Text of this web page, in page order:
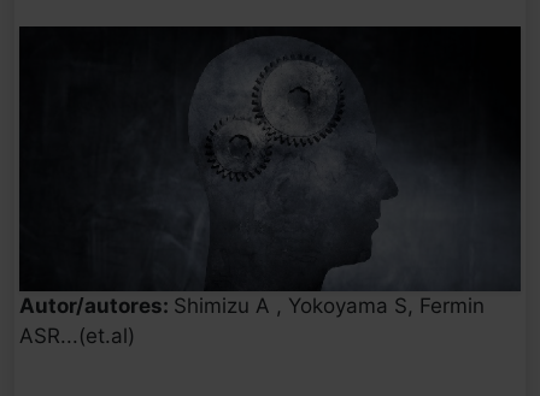
Autor/autores: Shimizu A , Yokoyama S, Fermin
ASR...(et.al)